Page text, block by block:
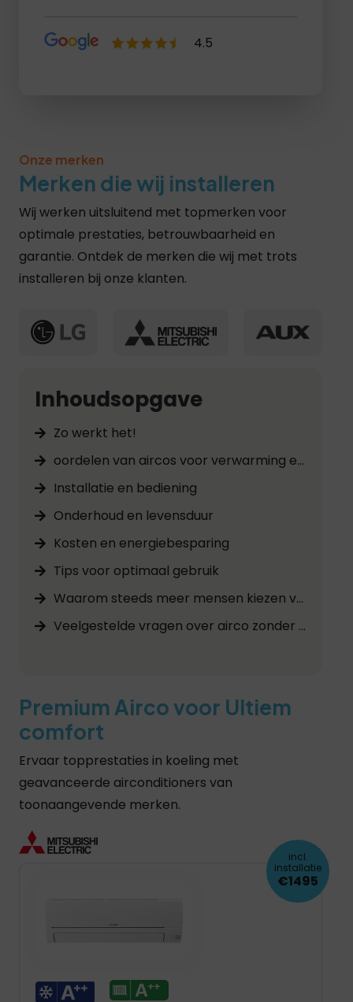
4.5
Onze merken
Merken die wij installeren
Wij werken uitsluitend met topmerken voor
optimale prestaties, betrouwbaarheid en
garantie. Ontdek de merken die wij met trots
installeren bij onze klanten.
Inhoudsopgave
Zo werkt het!
oordelen van aircos voor verwarming en koeling.
Installatie en bediening
Onderhoud en levensduur
Kosten en energiebesparing
Tips voor optimaal gebruik
Waarom steeds meer mensen kiezen voor airco verwarmen en koelen
Veelgestelde vragen over airco zonder buitenunit
Premium Airco voor Ultiem
comfort
Ervaar topprestaties in koeling met
geavanceerde airconditioners van
toonaangevende merken.
incl.
installatie
€1495